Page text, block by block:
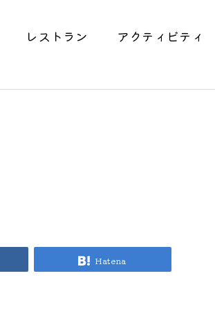
レストラン アクティビティ
Hatena